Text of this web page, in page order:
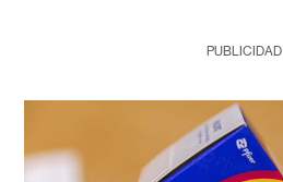
PUBLICIDAD